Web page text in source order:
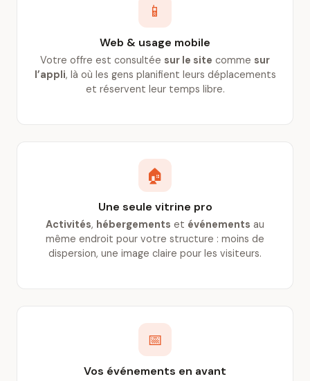
📱
Web & usage mobile
Votre offre est consultée sur le site comme sur
l’appli, là où les gens planifient leurs déplacements
et réservent leur temps libre.
🏠
Une seule vitrine pro
Activités, hébergements et événements au
même endroit pour votre structure : moins de
dispersion, une image claire pour les visiteurs.
📅
Vos événements en avant